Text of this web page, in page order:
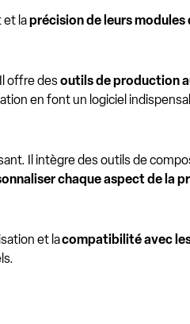
et laprécision de leurs modules
offre desoutils de production
en font un logiciel
Il intègre des outils de
chaque aspect de la
et lacompatibilité avec